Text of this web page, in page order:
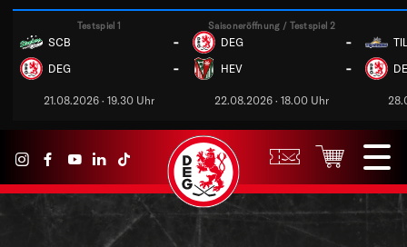
Testspiel 1
SCB -
DEG -
21.08.2026 · 19.30 Uhr
Saisoneröffnung / Testspiel 2
DEG -
HEV -
22.08.2026 · 18.00 Uhr
TIL